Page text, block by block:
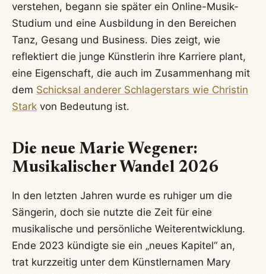
verstehen, begann sie später ein Online-Musik-
Studium und eine Ausbildung in den Bereichen
Tanz, Gesang und Business. Dies zeigt, wie
reflektiert die junge Künstlerin ihre Karriere plant,
eine Eigenschaft, die auch im Zusammenhang mit
dem Schicksal anderer Schlagerstars wie Christin
Stark von Bedeutung ist.
Die neue Marie Wegener:
Musikalischer Wandel 2026
In den letzten Jahren wurde es ruhiger um die
Sängerin, doch sie nutzte die Zeit für eine
musikalische und persönliche Weiterentwicklung.
Ende 2023 kündigte sie ein „neues Kapitel“ an,
trat kurzzeitig unter dem Künstlernamen Mary